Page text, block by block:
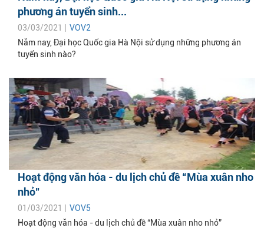
phương án tuyển sinh...
03/03/2021 | VOV2
Năm nay, Đại học Quốc gia Hà Nội sử dụng những phương án
tuyển sinh nào?
Hoạt động văn hóa - du lịch chủ đề “Mùa xuân nho
nhỏ”
01/03/2021 | VOV5
Hoạt động văn hóa - du lịch chủ đề “Mùa xuân nho nhỏ”